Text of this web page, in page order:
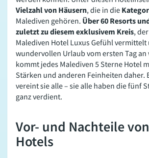
Vielzahl von Häusern, die in die
Malediven gehören. Über 60 Resorts
zuletzt zu diesem exklusivem Kreis,
Malediven Hotel Luxus Gefühl vermittelt
wundervollen Urlaub vom ersten Tag
kommt jedes Malediven 5 Sterne Hotel
Stärken und anderen Feinheiten daher.
vereint sie alle – sie alle haben die fünf
ganz verdient.
Vor- und Nachteile
Hotels